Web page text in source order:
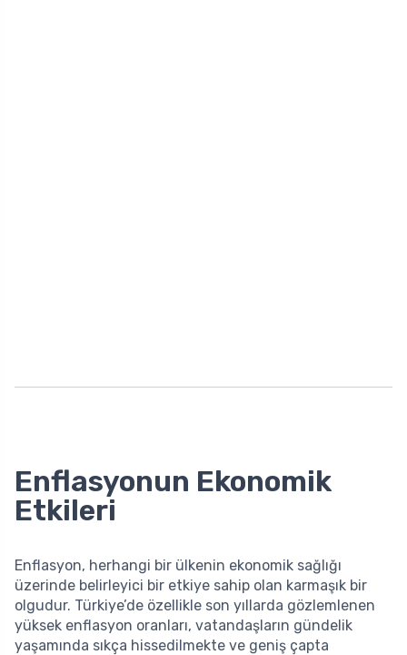
Enflasyonun Ekonomik
Etkileri
Enflasyon, herhangi bir ülkenin ekonomik sağlığı
üzerinde belirleyici bir etkiye sahip olan karmaşık bir
olgudur. Türkiye’de özellikle son yıllarda gözlemlenen
yüksek enflasyon oranları, vatandaşların gündelik
yaşamında sıkça hissedilmekte ve geniş çapta